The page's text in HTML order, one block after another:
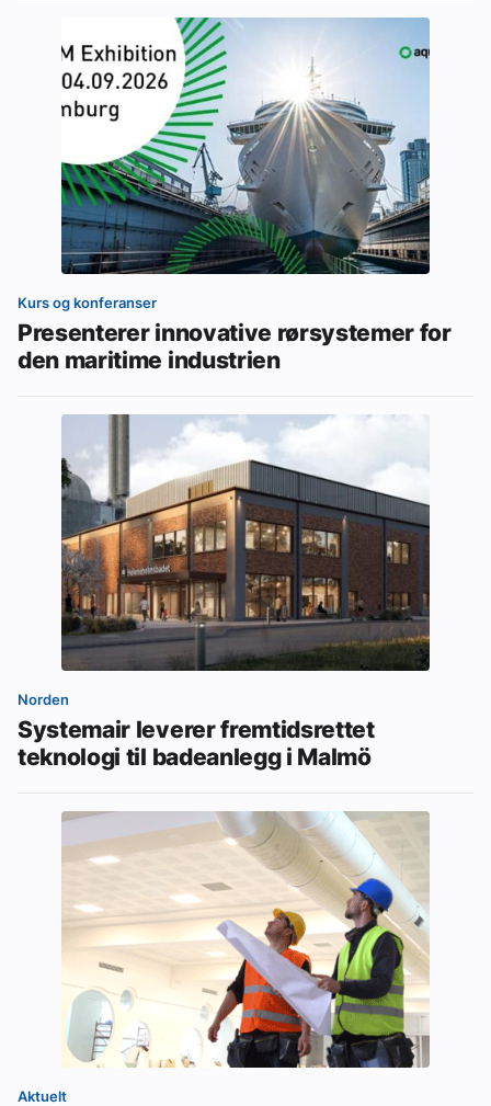
Kurs og konferanser
Presenterer innovative rørsystemer for
den maritime industrien
Norden
Systemair leverer fremtidsrettet
teknologi til badeanlegg i Malmö
Aktuelt